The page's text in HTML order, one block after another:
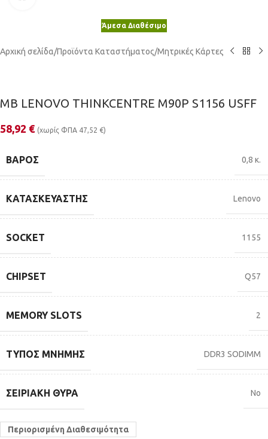
Άμεσα Διαθέσιμο
Αρχική σελίδα/Προϊόντα Καταστήματος/Μητρικές Κάρτες
MB LENOVO THINKCENTRE M90P S1156 USFF
58,92 € (χωρίς ΦΠΑ 47,52 €)
ΒΆΡΟΣ 0,8 κ.
ΚΑΤΑΣΚΕΥΑΣΤΉΣ Lenovo
SOCKET 1155
CHIPSET Q57
MEMORY SLOTS 2
ΤΎΠΟΣ ΜΝΉΜΗΣ DDR3 SODIMM
ΣΕΙΡΙΑΚΉ ΘΎΡΑ No
Περιορισμένη Διαθεσιμότητα